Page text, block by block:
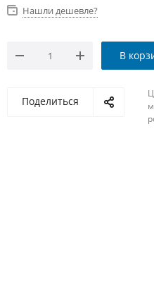
Нашли дешевле?
В
Поделиться